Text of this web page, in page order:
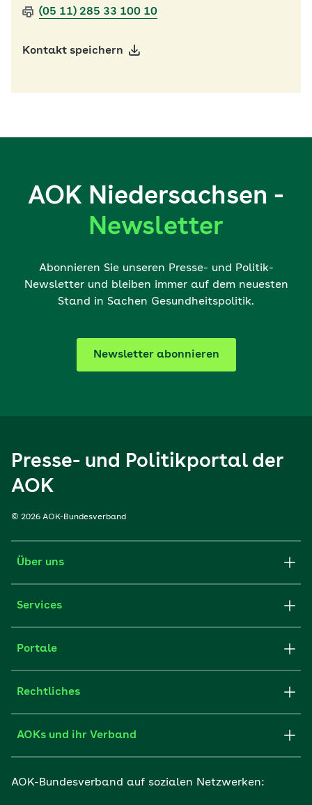
(05 11) 285 33 100 10
Kontakt speichern
AOK Niedersachsen -
Newsletter
Abonnieren Sie unseren Presse- und Politik-
Newsletter und bleiben immer auf dem neuesten
Stand in Sachen Gesundheitspolitik.
Newsletter abonnieren
Presse- und Politikportal der
AOK
© 2026 AOK-Bundesverband
Über uns
Services
Portale
Rechtliches
AOKs und ihr Verband
AOK-Bundesverband auf sozialen Netzwerken: